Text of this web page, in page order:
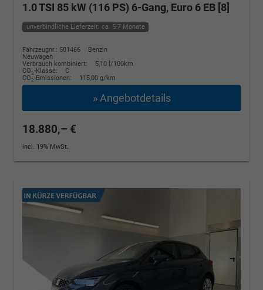
1.0 TSI 85 kW (116 PS) 6-Gang, Euro 6 EB [8]
unverbindliche Lieferzeit: ca. 5-7 Monate
Fahrzeugnr.: 501466
Benzin
Neuwagen
Verbrauch kombiniert:
5,10 l/100km
CO2-Klasse:
C
CO2-Emissionen: 115,00 g/km
» Angebotdetails
18.880,– €
incl. 19% MwSt.